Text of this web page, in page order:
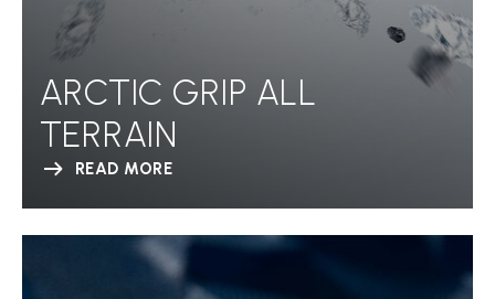
ARCTIC GRIP ALL
TERRAIN
READ MORE